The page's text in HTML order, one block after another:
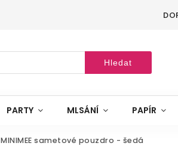
Hledat
PARTY MLSÁNÍ PAPÍR
MINIMEE sametové pouzdro - šedá